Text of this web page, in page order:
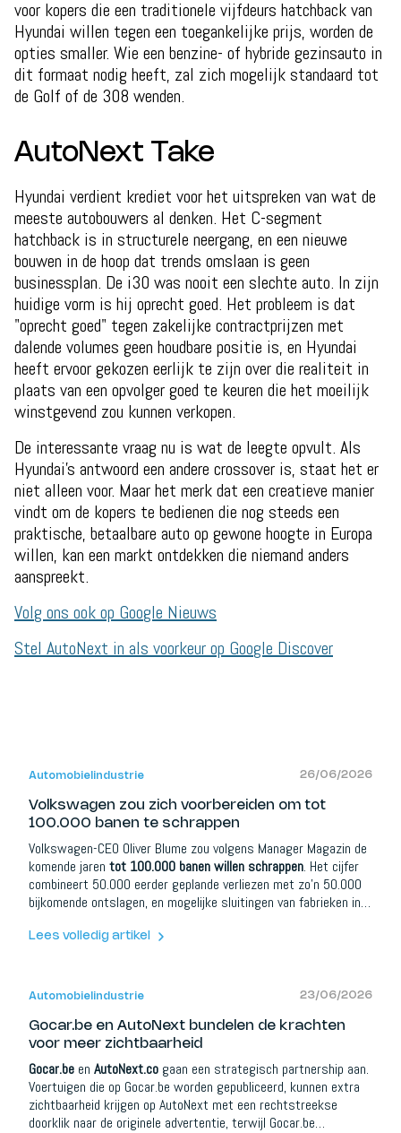
voor kopers die een traditionele vijfdeurs hatchback van
Hyundai willen tegen een toegankelijke prijs, worden de
opties smaller. Wie een benzine- of hybride gezinsauto in
dit formaat nodig heeft, zal zich mogelijk standaard tot
de Golf of de 308 wenden.
AutoNext Take
Hyundai verdient krediet voor het uitspreken van wat de
meeste autobouwers al denken. Het C-segment
hatchback is in structurele neergang, en een nieuwe
bouwen in de hoop dat trends omslaan is geen
businessplan. De i30 was nooit een slechte auto. In zijn
huidige vorm is hij oprecht goed. Het probleem is dat
"oprecht goed" tegen zakelijke contractprijzen met
dalende volumes geen houdbare positie is, en Hyundai
heeft ervoor gekozen eerlijk te zijn over die realiteit in
plaats van een opvolger goed te keuren die het moeilijk
winstgevend zou kunnen verkopen.
De interessante vraag nu is wat de leegte opvult. Als
Hyundai's antwoord een andere crossover is, staat het er
niet alleen voor. Maar het merk dat een creatieve manier
vindt om de kopers te bedienen die nog steeds een
praktische, betaalbare auto op gewone hoogte in Europa
willen, kan een markt ontdekken die niemand anders
aanspreekt.
Volg ons ook op Google Nieuws
Stel AutoNext in als voorkeur op Google Discover
Automobielindustrie 26/06/2026
Volkswagen zou zich voorbereiden om tot
100.000 banen te schrappen
Volkswagen-CEO Oliver Blume zou volgens Manager Magazin de
komende jaren tot 100.000 banen willen schrappen. Het cijfer
combineert 50.000 eerder geplande verliezen met zo'n 50.000
bijkomende ontslagen, en mogelijke sluitingen van fabrieken in
zouden op tafel liggen. De druk komt van Chinese rivalen en
Lees volledig artikel
Automobielindustrie 23/06/2026
Gocar.be en AutoNext bundelen de krachten
voor meer zichtbaarheid
Gocar.be en AutoNext.co gaan een strategisch partnership aan.
Voertuigen die op Gocar.be worden gepubliceerd, kunnen extra
zichtbaarheid krijgen op AutoNext met een rechtstreekse
doorklik naar de originele advertentie, terwijl Gocar.be